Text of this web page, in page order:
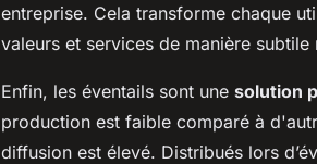
entreprise. Cela transforme chaque
valeurs et services de manière subtile
Enfin, les éventails sont une solution
production est faible comparé à
diffusion est élevé. Distribués lors